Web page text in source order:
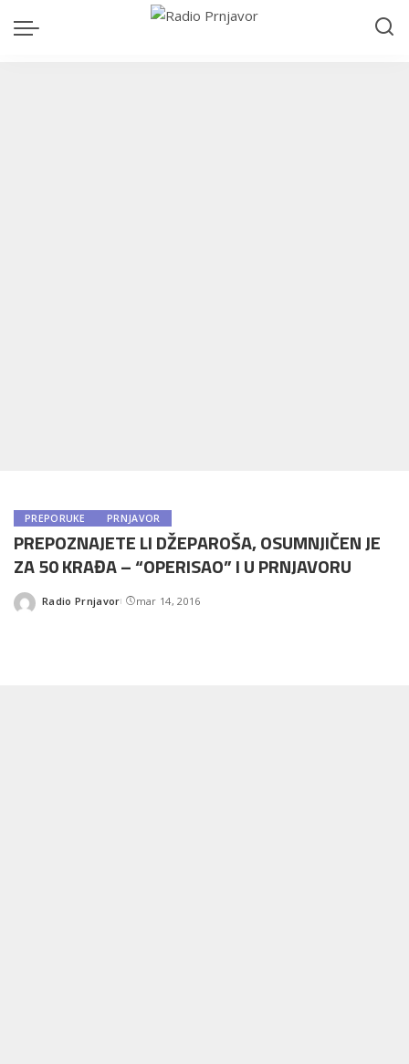
PREPORUKE PRNJAVOR
PREPOZNAJETE LI DŽEPAROŠA, OSUMNJIČEN JE
ZA 50 KRAĐA – “OPERISAO” I U PRNJAVORU
Posted
Radio Prnjavor mar 14, 2016